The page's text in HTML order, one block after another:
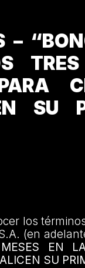
–
SU
los
(en
EN
SU